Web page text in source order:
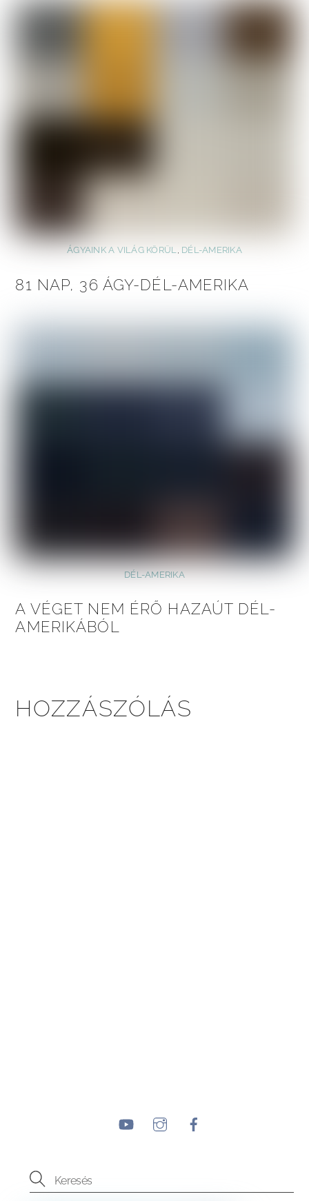
ÁGYAINK A VILÁG KÖRÜL, DÉL-AMERIKA
81 NAP, 36 ÁGY-DÉL-AMERIKA
DÉL-AMERIKA
A VÉGET NEM ÉRŐ HAZAÚT DÉL-
AMERIKÁBÓL
HOZZÁSZÓLÁS
YouTubeInstagram